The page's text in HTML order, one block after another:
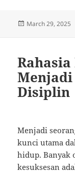
Posted
March 29, 2025
Rahasia
Disiplin
Menjadi
kunci utama
hidup. Banyak
kesuksesan